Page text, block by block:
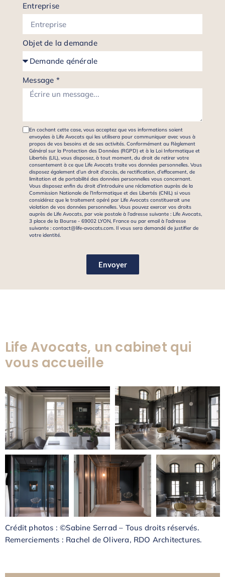
Entreprise
Objet de la demande
Message *
En cochant cette case, vous acceptez que vos informations soient
envoyées à Life Avocats qui les utilisera pour communiquer avec vous à
propos de vos besoins et de ses activités. Conformément au Règlement
Général sur la Protection des Données (RGPD) et à la Loi Informatique et
Libertés (LIL), vous disposez, à tout moment, du droit de retirer votre
consentement à ce que Life Avocats traite vos données personnelles. Vous
disposez également d’un droit d’accès, de rectification, d’effacement, de
limitation et de portabilité des données personnelles vous concernant.
Vous disposez enfin du droit d’introduire une réclamation auprès de la
Commission Nationale de l’Informatique et des Libertés (CNIL) si vous
considérez que le traitement opéré par Life Avocats constituerait une
violation de vos données personnelles. Vous pouvez exercer vos droits
auprès de Life Avocats, par voie postale à l’adresse suivante : Life Avocats,
3 place de la Bourse - 69002 LYON, France ou par email à l’adresse
suivante : contact@life-avocats.com. Il vous sera demandé de justifier de
votre identité.
Envoyer
Life Avocats, un cabinet qui
vous accueille
Crédit photos : ©Sabine Serrad – Tous droits réservés.
Remerciements : Rachel de Olivera, RDO Architectures.